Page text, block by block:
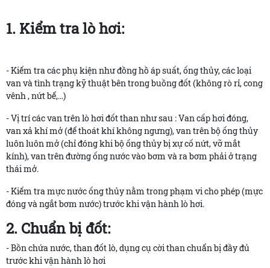
1. Kiểm tra lò hơi:
- Kiểm tra các phụ kiện như đồng hồ áp suất, ống thủy, các loại
van và tình trạng kỹ thuật bên trong buồng đốt (không rò rỉ, cong
vênh , nứt bể,...)
- Vị trí các van trên lò hơi đốt than như sau : Van cấp hơi đóng,
van xả khí mở (để thoát khí không ngưng), van trên bộ ống thủy
luôn luôn mở (chỉ đóng khi bộ ống thủy bị xự cố nứt, vỡ mắt
kính), van trên đường ống nước vào bơm và ra bơm phải ở trạng
thái mở.
- Kiểm tra mực nước ống thủy nằm trong phạm vi cho phép (mực
đóng và ngắt bơm nước) trước khi vận hành lò hơi.
2. Chuẩn bị đốt:
- Bồn chứa nước, than đốt lò, dụng cụ cời than chuẩn bị đầy đủ
trước khi vận hành lò hơi